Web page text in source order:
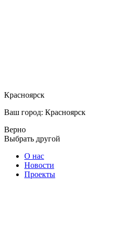
Красноярск
Ваш город: Красноярск
Верно
Выбрать другой
О нас
Новости
Проекты